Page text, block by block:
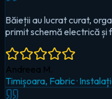
Au înlocuit tabloul vechi
diferențiale. Explicații
Mihai P.
Dumbrăvița